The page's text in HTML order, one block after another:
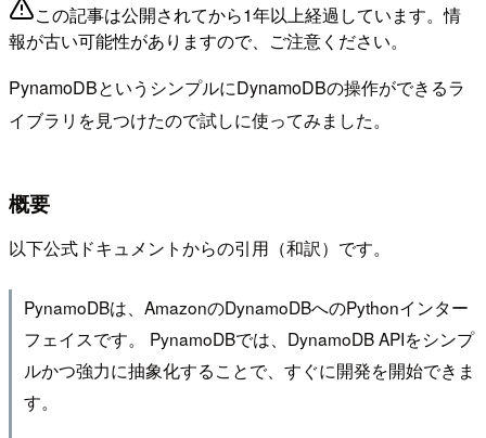
この記事は公開されてから1年以上経過しています。情
報が古い可能性がありますので、ご注意ください。
PynamoDBというシンプルにDynamoDBの操作ができるラ
イブラリを見つけたので試しに使ってみました。
概要
以下公式ドキュメントからの引用（和訳）です。
PynamoDBは、AmazonのDynamoDBへのPythonインター
フェイスです。 PynamoDBでは、DynamoDB APIをシンプ
ルかつ強力に抽象化することで、すぐに開発を開始できま
す。